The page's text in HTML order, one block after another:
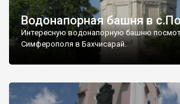
Водонапорная башня в
Интересную водонапорную башню
Симферополя в Бахчисарай.